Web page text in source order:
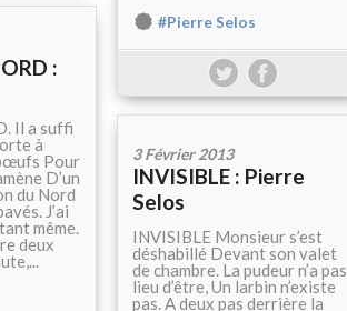
#Pierre Selos
:
Il a suffi
à
Pour
D’un
du Nord
J’ai
même.
deux
3 Février 2013
INVISIBLE : Pierre
Selos
INVISIBLE Monsieur s’est
déshabillé Devant son valet
de chambre. La pudeur n’a pas
lieu d’être, Un larbin n’existe
pas. A deux pas derrière la